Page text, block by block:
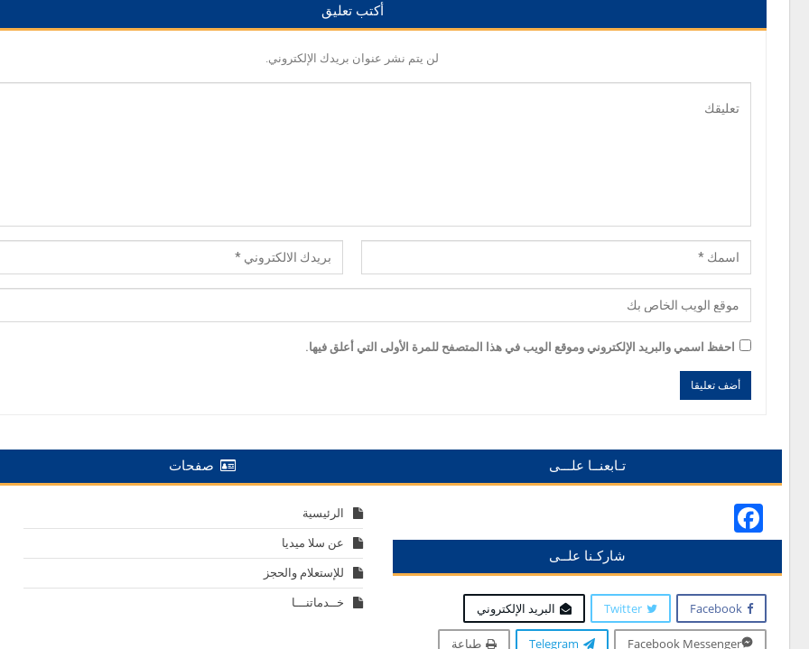
أكتب تعليق
لن يتم نشر عنوان بريدك الإلكتروني.
احفظ اسمي والبريد الإلكتروني وموقع الويب في هذا المتصفح للمرة الأولى التي أعلق فيها.
تـابعنــا علـــى
شاركـنا علــى
Facebook
Twitter البريد الإلكتروني
Facebook Messenger
Telegram طباعة
صفحات
الرئيسية
عن سلا ميديا
للإستعلام والحجز
خــدماتنـــا